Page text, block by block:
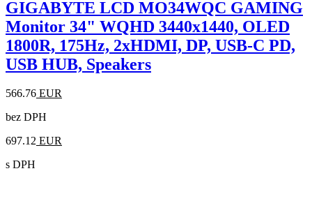
GIGABYTE LCD MO34WQC GAMING
Monitor 34" WQHD 3440x1440, OLED
1800R, 175Hz, 2xHDMI, DP, USB-C PD,
USB HUB, Speakers
566.76 EUR
bez DPH
697.12 EUR
s DPH